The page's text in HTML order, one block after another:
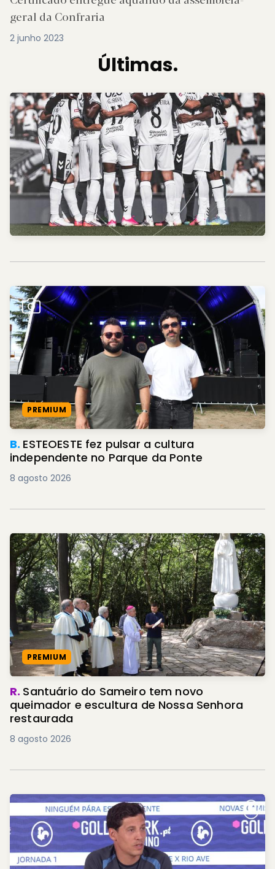
geral da Confraria
2 junho 2023
Últimas.
PREMIUM
B. ESTEOESTE fez pulsar a cultura
independente no Parque da Ponte
8 agosto 2026
PREMIUM
R. Santuário do Sameiro tem novo
queimador e escultura de Nossa Senhora
restaurada
8 agosto 2026